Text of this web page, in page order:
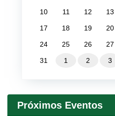
10 11 12 13
17 18 19 20
24 25 26 27
31 1 2 3
Próximos Eventos